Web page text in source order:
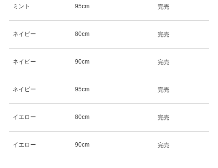
ミント 95cm 完売
ネイビー 80cm 完売
ネイビー 90cm 完売
ネイビー 95cm 完売
イエロー 80cm 完売
イエロー 90cm 完売